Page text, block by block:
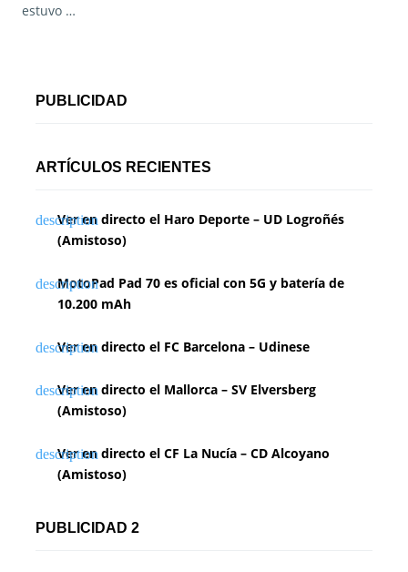
estuvo …
PUBLICIDAD
ARTÍCULOS RECIENTES
Ver en directo el Haro Deporte – UD Logroñés
(Amistoso)
MotoPad Pad 70 es oficial con 5G y batería de
10.200 mAh
Ver en directo el FC Barcelona – Udinese
Ver en directo el Mallorca – SV Elversberg
(Amistoso)
Ver en directo el CF La Nucía – CD Alcoyano
(Amistoso)
PUBLICIDAD 2